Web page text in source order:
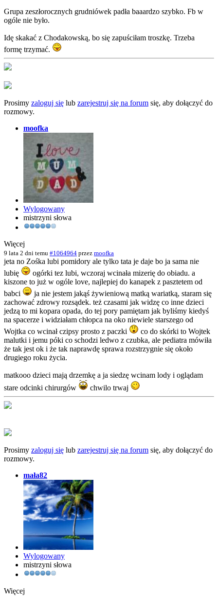
Grupa zeszłorocznych grudniówek padła baaardzo szybko. Fb w
ogóle nie było.
Idę skakać z Chodakowską, bo się zapuściłam troszkę. Trzeba
formę trzymać.
Prosimy zaloguj się lub zarejestruj się na forum się, aby dołączyć do
rozmowy.
moofka
Wylogowany
mistrzyni słowa
Więcej
9 lata 2 dni temu #1064964 przez moofka
jeta no Zośka lubi pomidory ale tylko tata je daje bo ja sama nie
lubię
ogórki tez lubi, wczoraj wcinała mizerię do obiadu. a
kiszone to już w ogóle love, najlepiej do kanapek z pasztetem od
babci
ja nie jestem jakąś żywieniową matką wariatką, staram się
zachować zdrowy rozsądek. też czasami jak widzę co inne dzieci
jedzą to mi kopara opada, do tej pory pamiętam jak byliśmy kiedyś
na spacerze i widziałam chłopca na oko niewiele starszego od
Wojtka co wcinał czipsy prosto z paczki
co do skórki to Wojtek
malutki i jemu póki co schodzi ledwo z czubka, ale pediatra mówiła
że tak jest ok i że tak naprawdę sprawa rozstrzygnie się około
drugiego roku życia.
matkooo dzieci mają drzemkę a ja siedzę wcinam lody i oglądam
stare odcinki chirurgów
chwilo trwaj
Prosimy zaloguj się lub zarejestruj się na forum się, aby dołączyć do
rozmowy.
mała82
Wylogowany
mistrzyni słowa
Więcej